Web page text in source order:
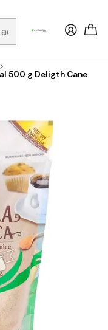
a todo el país y
500 g Deligth Cane